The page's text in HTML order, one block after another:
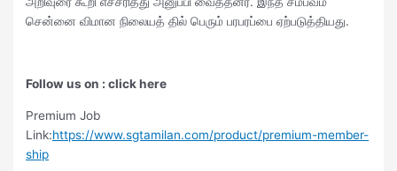
சென்னை விமான நிலையத் தில் பெரும் பரபரப்பை ஏற்படுத்தியது.
Follow us on : click here
Premium Job
Link:https://www.sgtamilan.com/product/premium-member-
ship